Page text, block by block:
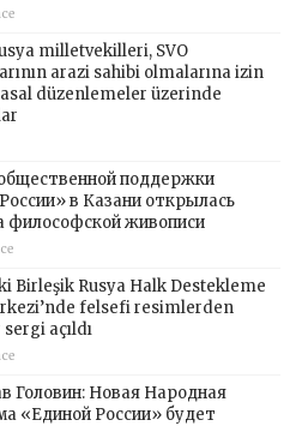
milletvekilleri, SVO
arazi sahibi olmalarına izin
düzenlemeler üzerinde
поддержки
в Казани открылась
философской живописи
Birleşik Rusya Halk Destekleme
felsefi resimlerden
açıldı
Головин: Новая Народная
«Единой России» будет